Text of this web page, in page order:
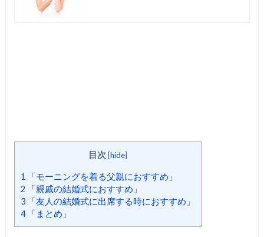
目次 [hide]
1
「モーニングを着る父親におすすめ」
2 「親戚の結婚式におすすめ」
3「友人の結婚式に出席する時におすすめ」
4「まとめ」